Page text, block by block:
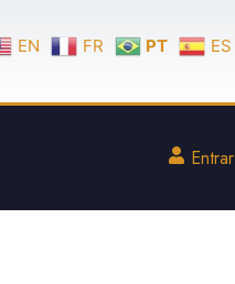
EN FR PT ES
Entrar